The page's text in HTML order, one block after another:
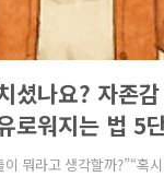
셨나요? 자존
로워지는 법 5
감 수업, 자존
뭐라고 생각할까?”“혹